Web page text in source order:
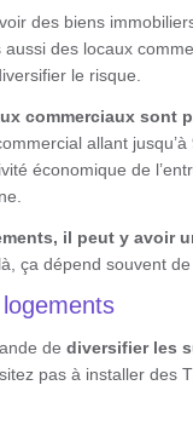
des biens
aussi des locaux
le risque.
commerciaux sont
allant
économique de
il peut y avoir
ça dépend souvent
de diversifier les
pas à installer des